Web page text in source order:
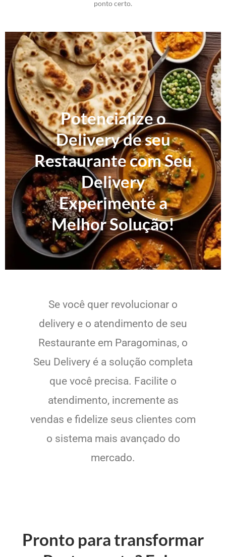
ponto certo.
Potencialize o
Delivery de seu
Restaurante com Seu
Delivery
Experimente a
Melhor Solução!
Se você quer revolucionar o
delivery e o atendimento de seu
Restaurante em Paragominas, o
Seu Delivery é a solução completa
que você precisa. Facilite o
atendimento, incremente as
vendas e fidelize seus clientes com
o sistema mais avançado do
mercado.
Pronto para transformar